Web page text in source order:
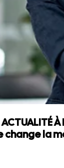
ACTUALITÉ À
change la